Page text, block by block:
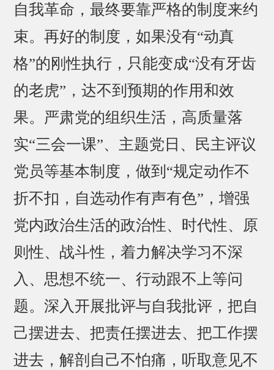
自我革命，最终要靠严格的制度来约
束。再好的制度，如果没有“动真
格”的刚性执行，只能变成“没有牙齿
的老虎”，达不到预期的作用和效
果。严肃党的组织生活，高质量落
实“三会一课”、主题党日、民主评议
党员等基本制度，做到“规定动作不
折不扣，自选动作有声有色”，增强
党内政治生活的政治性、时代性、原
则性、战斗性，着力解决学习不深
入、思想不统一、行动跟不上等问
题。深入开展批评与自我批评，把自
己摆进去、把责任摆进去、把工作摆
进去，解剖自己不怕痛，听取意见不